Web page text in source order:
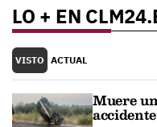
LO + EN
VISTO ACTUAL
Muere